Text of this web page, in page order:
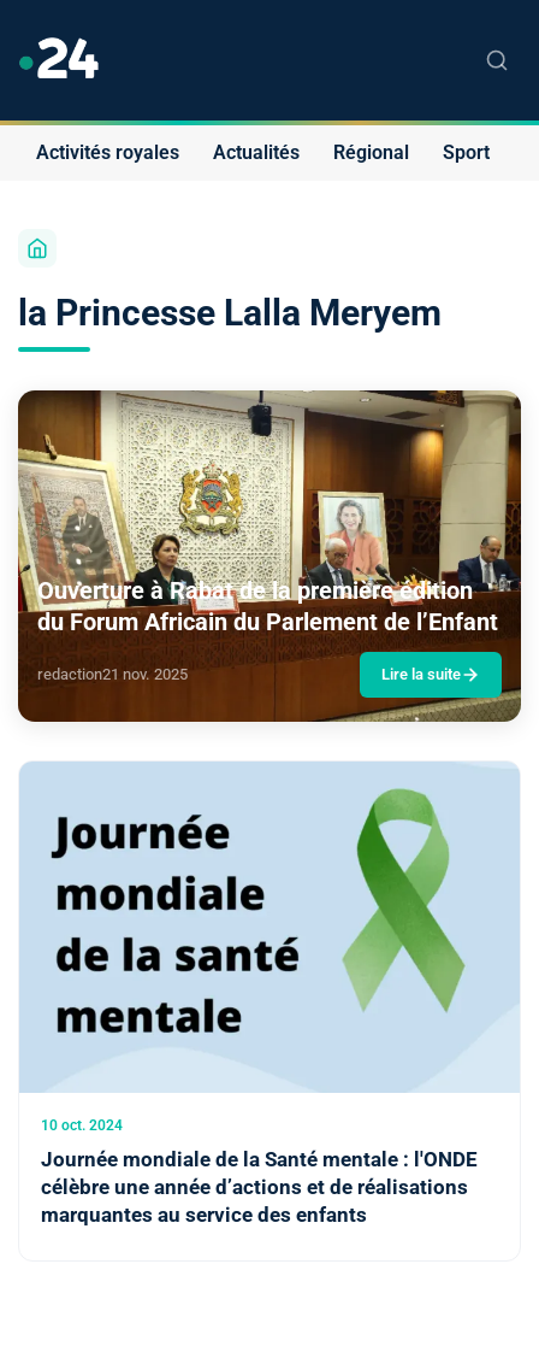
Activités royales Actualités Régional Sport
la Princesse Lalla Meryem
Ouverture à Rabat de la première édition
du Forum Africain du Parlement de l’Enfant
redaction21 nov. 2025 Lire la suite
10 oct. 2024
Journée mondiale de la Santé mentale : l'ONDE
célèbre une année d’actions et de réalisations
marquantes au service des enfants